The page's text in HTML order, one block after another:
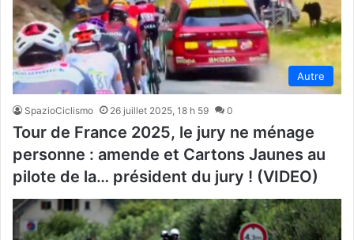
Autre
SpazioCiclismo 26 juillet 2025, 18 h 59 0
Tour de France 2025, le jury ne ménage
personne : amende et Cartons Jaunes au
pilote de la… président du jury ! (VIDEO)